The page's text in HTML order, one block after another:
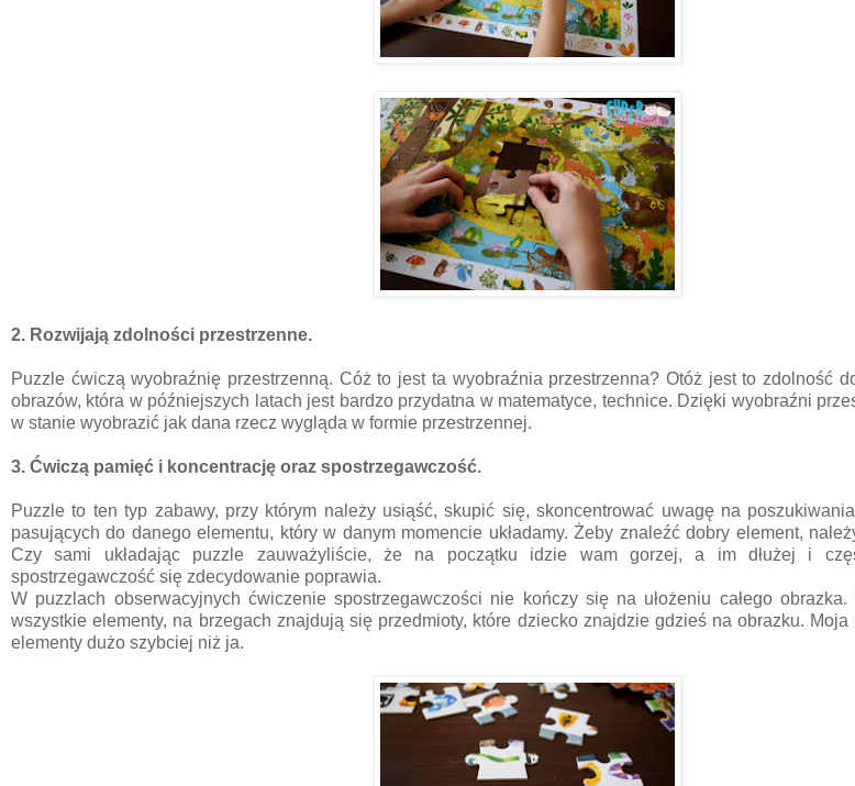
2. Rozwijają zdolności przestrzenne.
Puzzle ćwiczą wyobraźnię przestrzenną. Cóż to jest ta wyobraźnia przestrzenna? Otóż jest to zdolność
obrazów, która w późniejszych latach jest bardzo przydatna w matematyce, technice. Dzięki wyobraźni
w stanie wyobrazić jak dana rzecz wygląda w formie przestrzennej.
3. Ćwiczą pamięć i koncentrację oraz spostrzegawczość.
Puzzle to ten typ zabawy, przy którym należy usiąść, skupić się, skoncentrować uwagę na
pasujących do danego elementu, który w danym momencie układamy. Żeby znaleźć dobry element,
Czy sami układając puzzle zauważyliście, że na początku idzie wam gorzej, a im dłużej i
spostrzegawczość się zdecydowanie poprawia.
W puzzlach obserwacyjnych ćwiczenie spostrzegawczości nie kończy się na ułożeniu całego obrazka.
wszystkie elementy, na brzegach znajdują się przedmioty, które dziecko znajdzie gdzieś na obrazku. Moja
elementy dużo szybciej niż ja.